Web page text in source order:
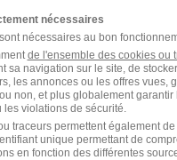
heures
Mutualiste
nécessaires
nécessaires au bon
de l'ensemble des cookies ou
sa navigation sur le site, de
les annonces ou les offres vues,
non, et plus globalement
violations de sécurité.
traceurs permettent également
unique permettant de
en fonction des différentes